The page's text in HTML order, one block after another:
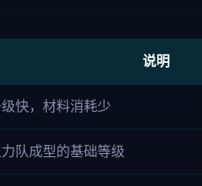
说明
快，材料消耗少
队成型的基础等级